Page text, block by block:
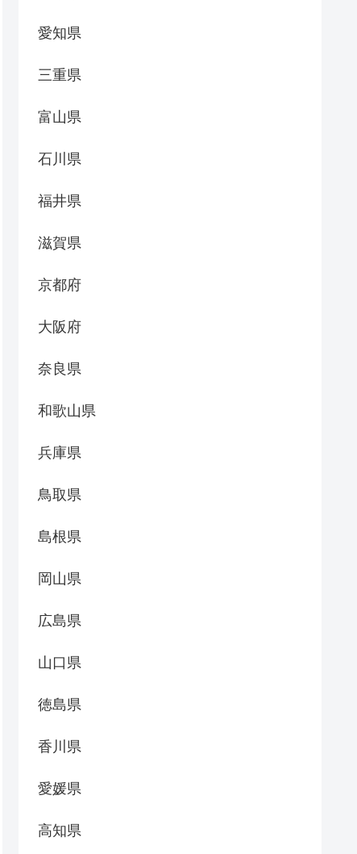
愛知県
三重県
富山県
石川県
福井県
滋賀県
京都府
大阪府
奈良県
和歌山県
兵庫県
鳥取県
島根県
岡山県
広島県
山口県
徳島県
香川県
愛媛県
高知県